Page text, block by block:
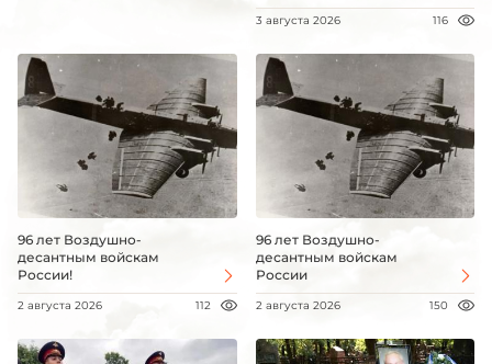
3 августа 2026 116
96 лет Воздушно-
десантным войскам
России!
2 августа 2026 112
96 лет Воздушно-
десантным войскам
России
2 августа 2026 150